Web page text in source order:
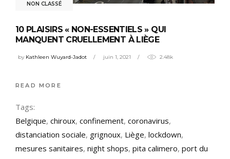
NON CLASSÉ
10 PLAISIRS « NON-ESSENTIELS » QUI
MANQUENT CRUELLEMENT À LIÈGE
by Kathleen Wuyard-Jadot juin 1, 2021 2.48k
READ MORE
Tags:
Belgique, chiroux, confinement, coronavirus,
distanciation sociale, grignoux, Liège, lockdown,
mesures sanitaires, night shops, pita calimero, port du